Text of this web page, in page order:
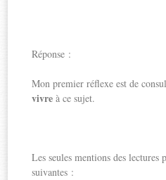
Réponse :
Mon premier réflexe est de
vivre à ce sujet.
Les seules mentions des lectures
suivantes :